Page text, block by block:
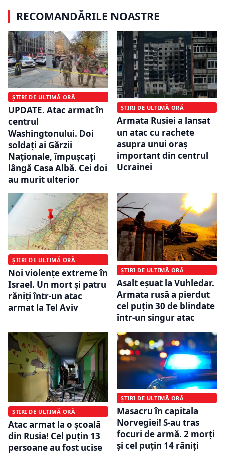
RECOMANDĂRILE NOASTRE
ȘTIRI DE ULTIMĂ ORĂ
UPDATE. Atac armat în
centrul
Washingtonului. Doi
soldați ai Gărzii
Naționale, împușcați
lângă Casa Albă. Cei doi
au murit ulterior
ȘTIRI DE ULTIMĂ ORĂ
Armata Rusiei a lansat
un atac cu rachete
asupra unui oraș
important din centrul
Ucrainei
ȘTIRI DE ULTIMĂ ORĂ
Noi violenţe extreme în
Israel. Un mort şi patru
răniţi într-un atac
armat la Tel Aviv
ȘTIRI DE ULTIMĂ ORĂ
Asalt eşuat la Vuhledar.
Armata rusă a pierdut
cel puţin 30 de blindate
într-un singur atac
ȘTIRI DE ULTIMĂ ORĂ
Atac armat la o școală
din Rusia! Cel puțin 13
persoane au fost ucise
ȘTIRI DE ULTIMĂ ORĂ
Masacru în capitala
Norvegiei! S-au tras
focuri de armă. 2 morţi
şi cel puţin 14 răniţi